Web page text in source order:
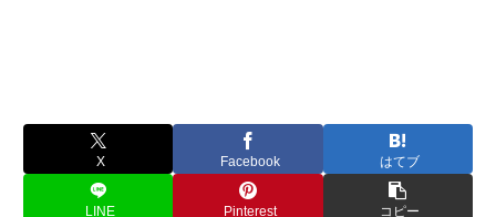
X Facebook はてブ
LINE Pinterest コピー